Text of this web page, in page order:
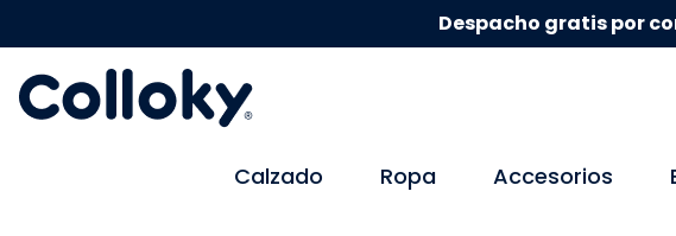
Despacho gratis por
Calzado Ropa Accesorios